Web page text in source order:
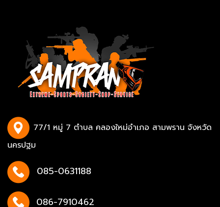
77/1 หมู่ 7 ตำบล คลองใหม่อำเภอ สามพราน จังหวัด
นครปฐม
085-0631188
086-7910462